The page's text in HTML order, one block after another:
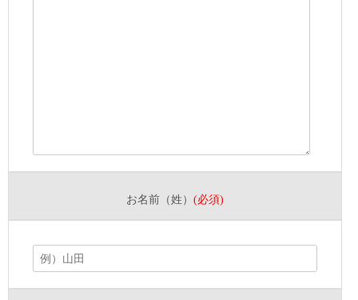
お名前（姓） (必須)